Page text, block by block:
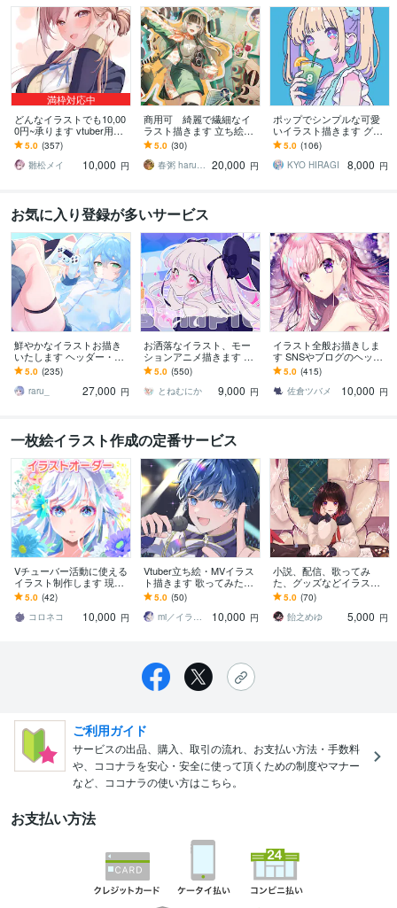
満枠対応中
どんなイラストでも10,00
0円~承ります vtuber用立
ち絵、一枚絵、アイコン
などなんでもOK！
5.0 (357)
雛松メイ
10,000 円
商用可 綺麗で繊細なイ
ラスト描きます 立ち絵か
ら一枚絵まで制作可能！
気軽にご相談下さい！
5.0 (30)
春粥 harukayu 20,000 円
ポップでシンプルな可愛
いイラスト描きます グッ
ズ・SNSアイコン・配信
背景・記念イラスト等に
是非！
5.0 (106)
KYO HIRAGI
8,000 円
お気に入り登録が多いサービス
鮮やかなイラストお描き
いたします ヘッダー・サ
ムネイル・歌ってみた・
配信・グッズ・VTuber
5.0 (235)
raru_
27,000 円
お洒落なイラスト、モー
ションアニメ描きます 無
料修正3回で安心⊿配信や
挿絵や似顔絵等にも
5.0 (550)
とねむにか
9,000 円
イラスト全般お描きしま
す SNSやブログのヘッダ
ー、動画用の1枚絵、立ち
絵等に！
5.0 (415)
佐倉ツバメ
10,000 円
一枚絵イラスト作成の定番サービス
Vチューバー活動に使える
イラスト制作します 現役
大手企業デザイナーがプ
ロの一枚をお届けします
5.0 (42)
コロネコ
10,000 円
Vtuber立ち絵・MVイラス
ト描きます 歌ってみたM
V・一枚絵・立ち絵等／IR
IAM配信者・V様にも
5.0 (50)
mi／イラスト制作
10,000 円
小説、配信、歌ってみ
た、グッズなどイラスト
描きます 小説やMV、グッ
ズ等のイラスト描きま
す！お急ぎ短納期も対応
5.0 (70)
飴之めゆ
5,000 円
ご利用ガイド
サービスの出品、購入、取引の流れ、お支払い方法・手数料
や、ココナラを安心・安全に使って頂くための制度やマナー
など、ココナラの使い方はこちら。
お支払い方法